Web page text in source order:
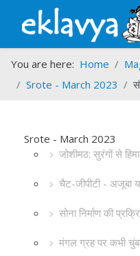
You are here: Home
Srote - March 2023
Srote - March 2023
जोशीमठ: सुरंगों से
चैट-जीपीटी - अजूबा
सोना निर्माण की
मंगल ग्रह पर कभी